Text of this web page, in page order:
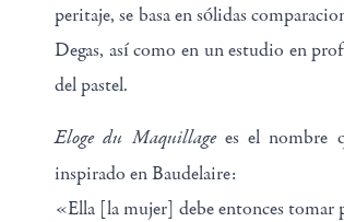
peritaje, se basa en sólidas
Degas, así como en un estudio en
del pastel.
Eloge du Maquillagees el nombre
inspirado en Baudelaire:
«Ella [la mujer] debe entonces tomar